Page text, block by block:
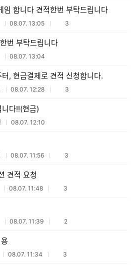
임 합니다 견적한번 부탁드립니다
08.07. 13:05 참여업체수
3
번 부탁드립니다
08.07. 13:04
, 현금결제로 견적 신청합니다.
08.07. 12:28 참여업체수
3
다!!(현금)
08.07. 12:10
08.07. 11:56 참여업체수
3
견적 요청
08.07. 11:48 참여업체수
3
08.07. 11:39 참여업체수
2
08.07. 11:34 참여업체수
3